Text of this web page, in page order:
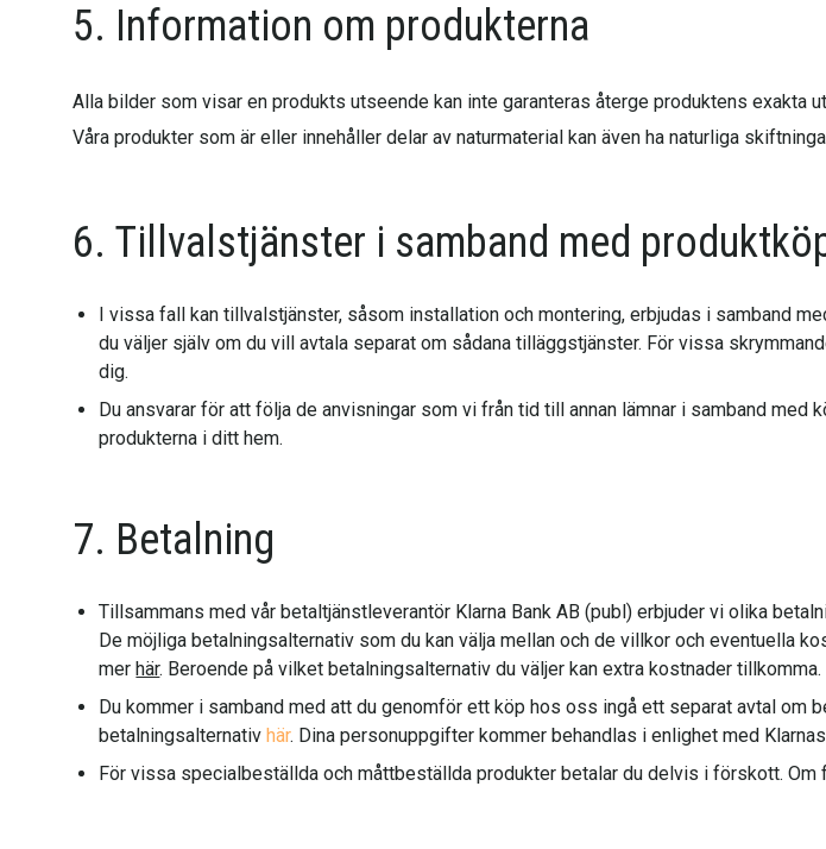
5. Information om produkterna
Alla bilder som visar en produkts utseende kan inte garanteras återge produktens exakta
Våra produkter som är eller innehåller delar av naturmaterial kan även ha naturliga
6. Tillvalstjänster i samband med
I vissa fall kan tillvalstjänster, såsom installation och montering, erbjudas i samband
du väljer själv om du vill avtala separat om sådana tilläggstjänster. För vissa
dig.
Du ansvarar för att följa de anvisningar som vi från tid till annan lämnar i samband
produkterna i ditt hem.
7. Betalning
Tillsammans med vår betaltjänstleverantör Klarna Bank AB (publ) erbjuder vi olika
De möjliga betalningsalternativ som du kan välja mellan och de villkor och eventuella
mer här. Beroende på vilket betalningsalternativ du väljer kan extra kostnader tillkomma.
Du kommer i samband med att du genomför ett köp hos oss ingå ett separat avtal om
betalningsalternativ här. Dina personuppgifter kommer behandlas i enlighet med
För vissa specialbeställda och måttbeställda produkter betalar du delvis i förskott.